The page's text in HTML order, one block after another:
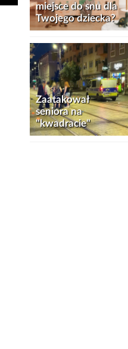
miejsce do snu dla
Twojego dziecka?
Zaatakował
seniora na
"kwadracie"